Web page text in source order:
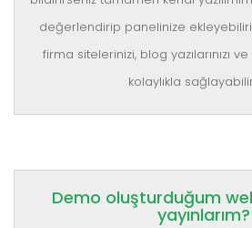
değerlendirip panelinize
firma sitelerinizi, blog yazılarınızı
kolaylıkla
Demo oluşturduğum
yayınlarım?